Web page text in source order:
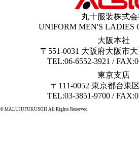
丸十服装株式
UNIFORM MEN'S LADIES
大阪本社
〒551-0031 大阪府大阪市
TEL:06-6552-3921 /
東京支店
〒111-0052 東京都台東
TEL:03-3851-9700 /
© MALUJUFUKUSOH All Rights Reserved